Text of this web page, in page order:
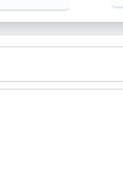
اعلام شد